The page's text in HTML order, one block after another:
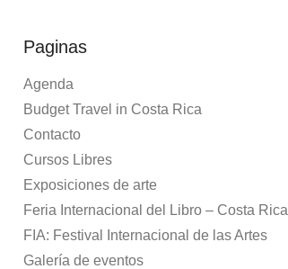
Paginas
Agenda
Budget Travel in Costa Rica
Contacto
Cursos Libres
Exposiciones de arte
Feria Internacional del Libro – Costa Rica
FIA: Festival Internacional de las Artes
Galería de eventos